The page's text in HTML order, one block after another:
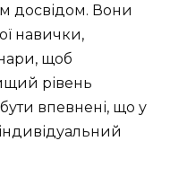
досвідом. Вони
навички,
щоб
рівень
впевнені, що у